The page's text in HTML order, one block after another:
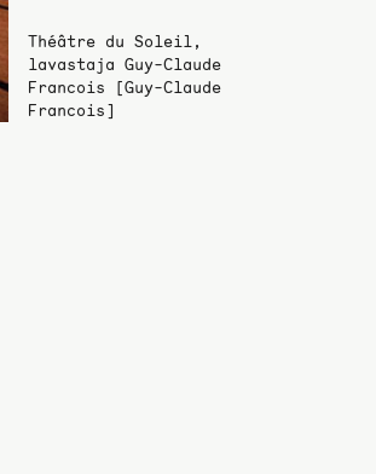
Théâtre du Soleil,
lavastaja Guy-Claude
Francois [Guy-Claude
Francois]